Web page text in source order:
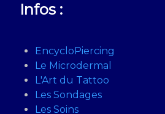
Infos :
EncycloPiercing
Le Microdermal
L'Art du Tattoo
Les Sondages
Les Soins